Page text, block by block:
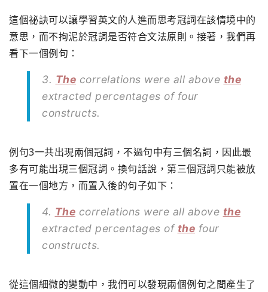
這個祕訣可以讓學習英文的人進而思考冠詞在該情境中的
意思，而不拘泥於冠詞是否符合文法原則。接著，我們再
看下一個例句：
3. The correlations were all above the
extracted percentages of four
constructs.
例句3一共出現兩個冠詞，不過句中有三個名詞，因此最
多有可能出現三個冠詞。換句話說，第三個冠詞只能被放
置在一個地方，而置入後的句子如下：
4. The correlations were all above the
extracted percentages of the four
constructs.
從這個細微的變動中，我們可以發現兩個例句之間產生了